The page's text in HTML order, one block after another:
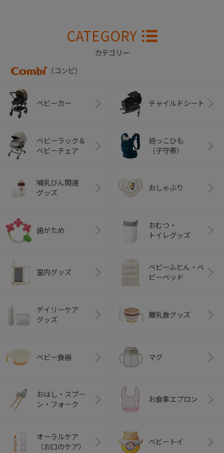
CATEGORY
カテゴリー
（コンビ）
ベビーカー チャイルドシート
ベビーラック＆
ベビーチェア
抱っこひも
（子守帯）
哺乳びん関連
グッズ
おしゃぶり
歯がため
おむつ・
トイレグッズ
室内グッズ
ベビーふとん・ベ
ビーベッド
デイリーケア
グッズ
離乳食グッズ
ベビー食器 マグ
おはし・スプー
ン・フォーク
お食事エプロン
オーラルケア
（お口のケア）
ベビートイ